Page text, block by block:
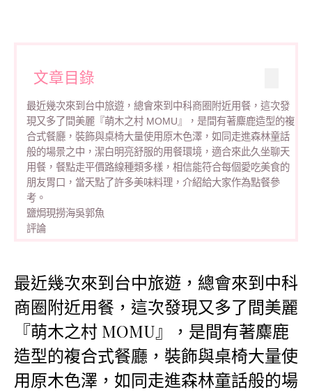
文章目錄
最近幾次來到台中旅遊，總會來到中科商圈附近用餐，這次發
現又多了間美麗『萌木之村 MOMU』，是間有著麋鹿造型的複
合式餐廳，裝飾與桌椅大量使用原木色澤，如同走進森林童話
般的場景之中，潔白明亮舒服的用餐環境，適合來此久坐聊天
用餐，餐點走平價路線種類多樣，相信能符合每個愛吃美食的
朋友胃口，當天點了許多美味料理，介紹給大家作為點餐參
考。
鹽焗現撈海吳郭魚
評論
最近幾次來到台中旅遊，總會來到中科
商圈附近用餐，這次發現又多了間美麗
『萌木之村 MOMU』，是間有著麋鹿
造型的複合式餐廳，裝飾與桌椅大量使
用原木色澤，如同走進森林童話般的場